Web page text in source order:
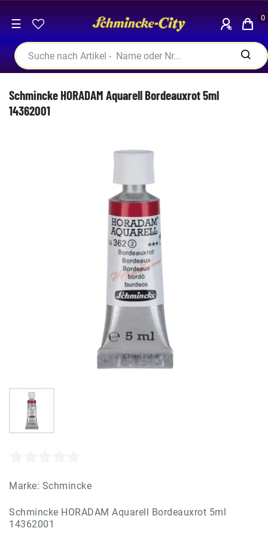
☰ 0
Schmincke HORADAM Aquarell Bordeauxrot 5ml
14362001
Marke: Schmincke
Schmincke HORADAM Aquarell Bordeauxrot 5ml
14362001